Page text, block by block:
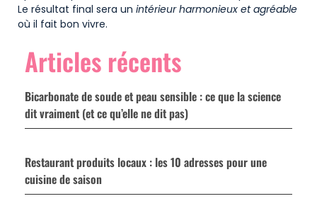
Le résultat final sera un intérieur harmonieux et agréable
où il fait bon vivre.
Articles récents
Bicarbonate de soude et peau sensible : ce que la science
dit vraiment (et ce qu’elle ne dit pas)
Restaurant produits locaux : les 10 adresses pour une
cuisine de saison